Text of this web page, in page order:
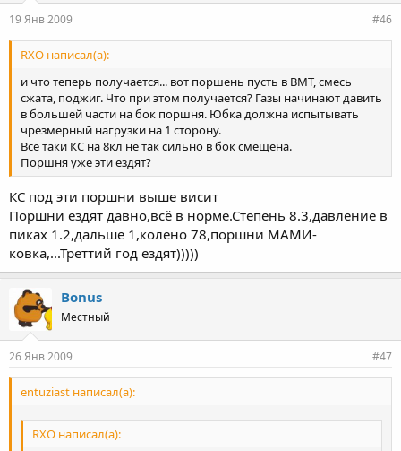
19 Янв 2009 #46
RXO написал(а):
и что теперь получается... вот поршень пусть в ВМТ, смесь
сжата, поджиг. Что при этом получается? Газы начинают давить
в большей части на бок поршня. Юбка должна испытывать
чрезмерный нагрузки на 1 сторону.
Все таки КС на 8кл не так сильно в бок смещена.
Поршня уже эти ездят?
КС под эти поршни выше висит
Поршни ездят давно,всё в норме.Степень 8.3,давление в
пиках 1.2,дальше 1,колено 78,поршни МАМИ-
ковка,...Треттий год ездят)))))
Bonus
Местный
26 Янв 2009 #47
entuziast написал(а):
RXO написал(а):